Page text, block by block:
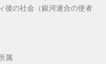
後の社会（銀河連合の使者
属